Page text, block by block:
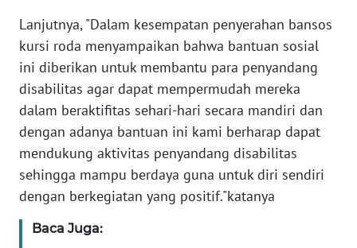
Lanjutnya, "Dalam kesempatan penyerahan bansos
kursi roda menyampaikan bahwa bantuan sosial
ini diberikan untuk membantu para penyandang
disabilitas agar dapat mempermudah mereka
dalam beraktifitas sehari-hari secara mandiri dan
dengan adanya bantuan ini kami berharap dapat
mendukung aktivitas penyandang disabilitas
sehingga mampu berdaya guna untuk diri sendiri
dengan berkegiatan yang positif."katanya
Baca Juga:
WN
JATIM
WN
WN
KALBAR
WN